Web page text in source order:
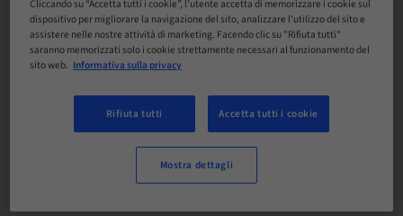
Lingua
Inglese
0.00 Punti
Metodo di consegna
Cliccando su “Accetta tutti i cookie”, l'utente accetta di memorizzare i cookie sul
dispositivo per migliorare la navigazione del sito, analizzare l'utilizzo del sito e
assistere nelle nostre attività di marketing. Facendo clic su "Rifiuta tutti"
saranno memorizzati solo i cookie strettamente necessari al funzionamento del
sito web. Informativa sulla privacy
Rifiuta tutti Accetta tutti i cookie
Mostra dettagli